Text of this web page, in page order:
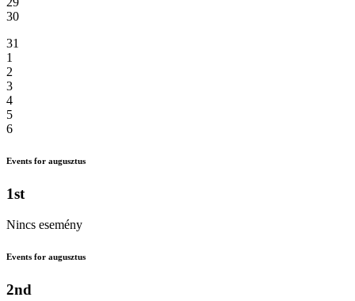
30
31
1
2
3
4
5
6
Events for augusztus
1st
Nincs esemény
Events for augusztus
2nd